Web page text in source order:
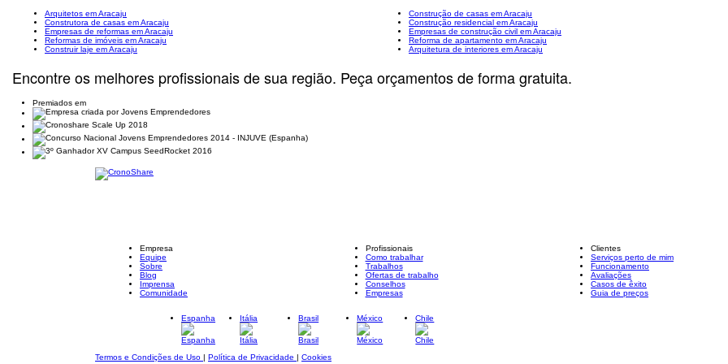
Arquitetos em Aracaju
Construtora de casas em Aracaju
Empresas de reformas em Aracaju
Reformas de imóveis em Aracaju
Construir laje em Aracaju
Construção de casas em Aracaju
Construção residencial em Aracaju
Empresas de construção civil em Aracaju
Reforma de apartamento em Aracaju
Arquitetura de interiores em Aracaju
Encontre os melhores profissionais de sua região. Peça orçamentos de forma gratuita.
Premiados em
Empresa
Equipe
Sobre
Blog
Imprensa
Comunidade
Profissionais
Como trabalhar
Trabalhos
Ofertas de trabalho
Conselhos
Empresas
Clientes
Serviços perto de mim
Funcionamento
Avaliações
Casos de êxito
Guia de preços
Espanha Itália Brasil México Chile
Termos e Condições de Uso | Política de Privacidade | Cookies